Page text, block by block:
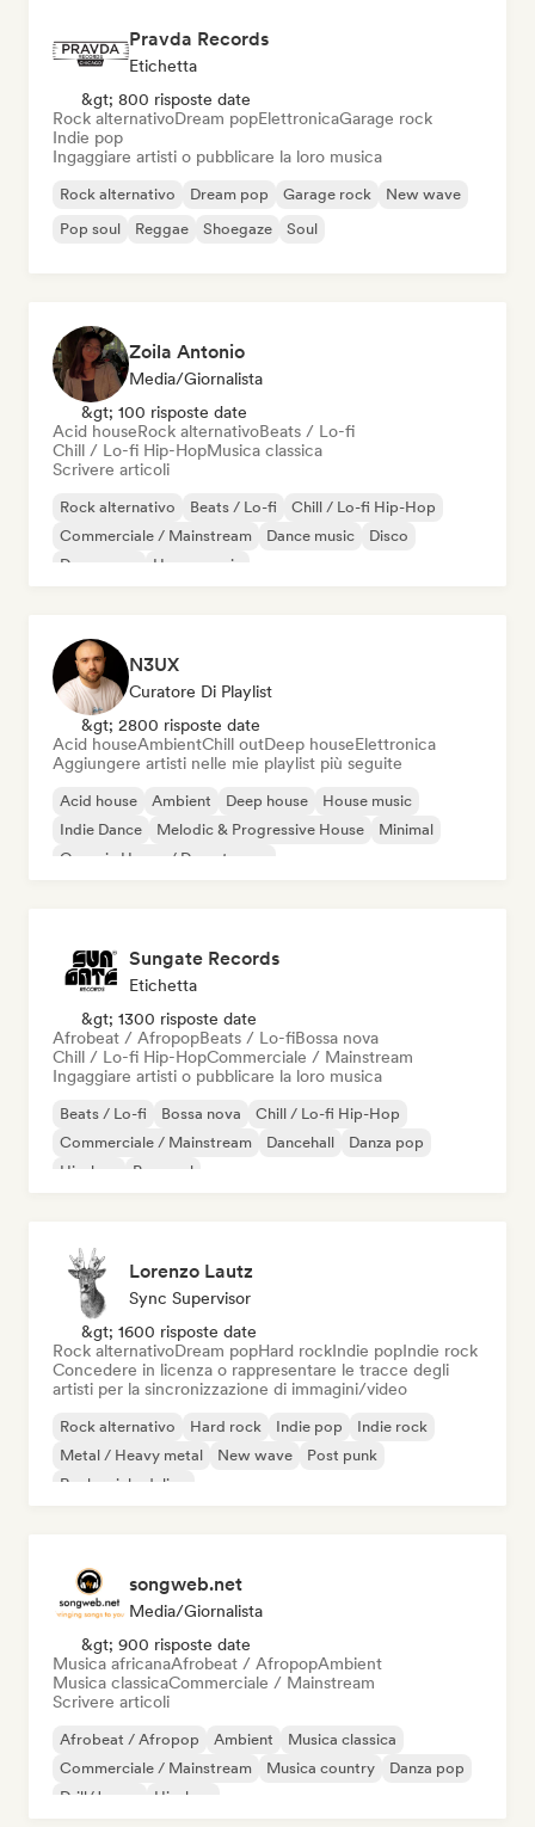
Pravda Records
Etichetta
&gt; 800 risposte date
Rock alternativoDream popElettronicaGarage rock
Indie pop
Ingaggiare artisti o pubblicare la loro musica
Rock alternativo Dream pop Garage rock
New wave
Pop soul
Reggae Shoegaze Soul
Zoila Antonio
Media/Giornalista
&gt; 100 risposte date
Acid houseRock alternativoBeats / Lo-fi
Chill / Lo-fi Hip-HopMusica classica
Scrivere articoli
Rock alternativo Beats / Lo-fi
Chill / Lo-fi Hip-Hop
Commerciale / Mainstream
Dance music
Disco
Dream pop
House music
N3UX
Curatore Di Playlist
&gt; 2800 risposte date
Acid houseAmbientChill outDeep houseElettronica
Aggiungere artisti nelle mie playlist più seguite
Acid house Ambient Deep house
House music
Indie Dance
Melodic & Progressive House
Minimal
Organic House / Downtempo
Sungate Records
Etichetta
&gt; 1300 risposte date
Afrobeat / AfropopBeats / Lo-fiBossa nova
Chill / Lo-fi Hip-HopCommerciale / Mainstream
Ingaggiare artisti o pubblicare la loro musica
Beats / Lo-fi Bossa nova
Chill / Lo-fi Hip-Hop
Commerciale / Mainstream
Dancehall
Danza pop
Hip-hop
Pop soul
Lorenzo Lautz
Sync Supervisor
&gt; 1600 risposte date
Rock alternativoDream popHard rockIndie popIndie rock
Concedere in licenza o rappresentare le tracce degli
artisti per la sincronizzazione di immagini/video
Rock alternativo Hard rock Indie pop
Indie rock
Metal / Heavy metal
New wave
Post punk
Rock psichedelico
songweb.net
Media/Giornalista
&gt; 900 risposte date
Musica africanaAfrobeat / AfropopAmbient
Musica classicaCommerciale / Mainstream
Scrivere articoli
Afrobeat / Afropop Ambient
Musica classica
Commerciale / Mainstream
Musica country
Danza pop
Drill/Jersey
Hip-hop